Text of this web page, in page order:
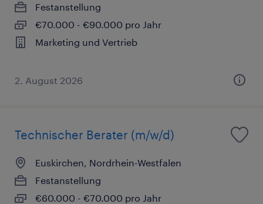
Festanstellung
€70.000 - €90.000 pro Jahr
Marketing und Vertrieb
2. August 2026
Technischer Berater (m/w/d)
Euskirchen, Nordrhein-Westfalen
Festanstellung
€60.000 - €70.000 pro Jahr